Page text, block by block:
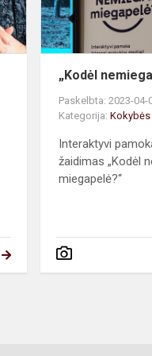
„Kodėl
Paskelbta: 2023-04-
Kategorija:
Interaktyvi
žaidimas „Kodėl
miegapelė?“